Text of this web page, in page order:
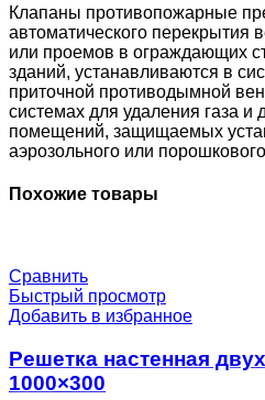
0-
0
Клапаны противопожарные
автоматического перекрытия
или проемов в ограждающих
зданий, устанавливаются в
приточной противодымной
системах для удаления газа
помещений, защищаемых
аэрозольного или
Похожие товары
Сравнить
Быстрый просмотр
Добавить в избранное
Решетка настенная
1000×300